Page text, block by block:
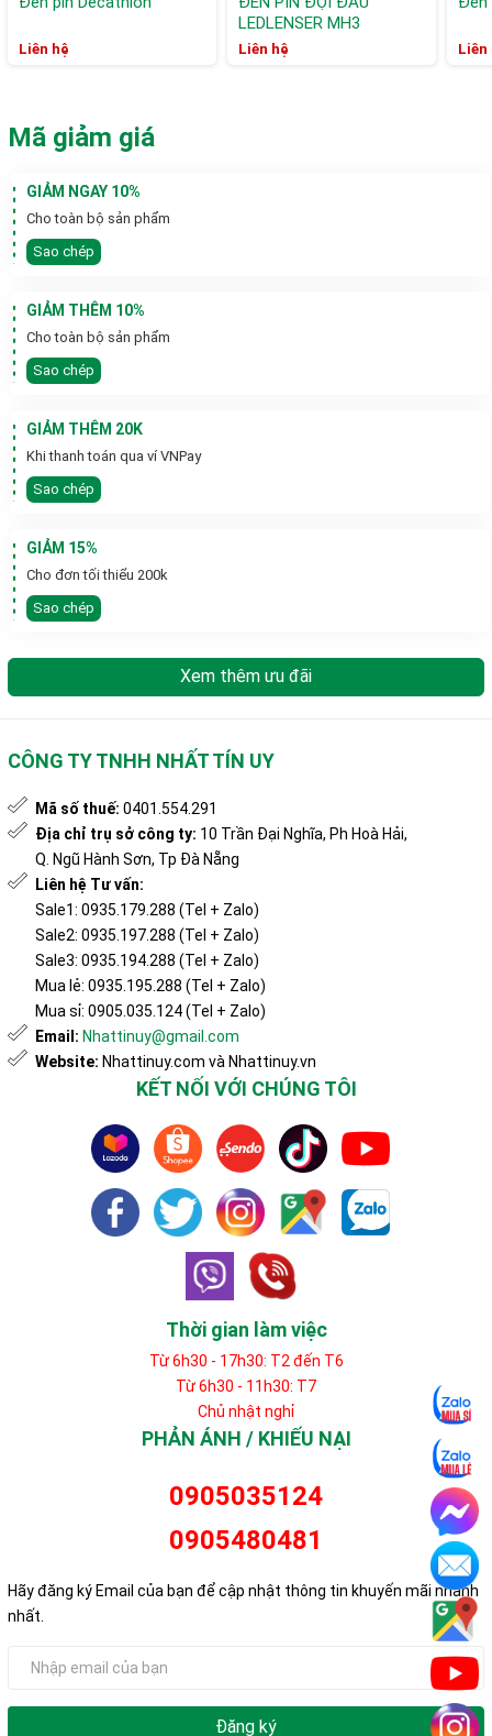
Liên hệ
LEDLENSER MH3
Liên hệ Liên
Mã giảm giá
GIẢM NGAY 10%
Cho toàn bộ sản phẩm
Sao chép
GIẢM THÊM 10%
Cho toàn bộ sản phẩm
Sao chép
GIẢM THÊM 20K
Khi thanh toán qua ví VNPay
Sao chép
GIẢM 15%
Cho đơn tối thiểu 200k
Sao chép
Xem thêm ưu đãi
CÔNG TY TNHH NHẤT TÍN UY
Mã số thuế: 0401.554.291
Địa chỉ trụ sở công ty: 10 Trần Đại Nghĩa, Ph Hoà Hải,
Q. Ngũ Hành Sơn, Tp Đà Nẵng
Liên hệ Tư vấn:
Sale1: 0935.179.288 (Tel + Zalo)
Sale2: 0935.197.288 (Tel + Zalo)
Sale3: 0935.194.288 (Tel + Zalo)
Mua lẻ: 0935.195.288 (Tel + Zalo)
Mua sỉ: 0905.035.124 (Tel + Zalo)
Email: Nhattinuy@gmail.com
Website: Nhattinuy.com và Nhattinuy.vn
KẾT NỐI VỚI CHÚNG TÔI
Thời gian làm việc
Từ 6h30 - 17h30: T2 đến T6
Từ 6h30 - 11h30: T7
Chủ nhật nghỉ
PHẢN ÁNH / KHIẾU NẠI
0905035124
0905480481
Hãy đăng ký Email của bạn để cập nhật thông tin khuyến mãi nhanh
nhất.
Đăng ký